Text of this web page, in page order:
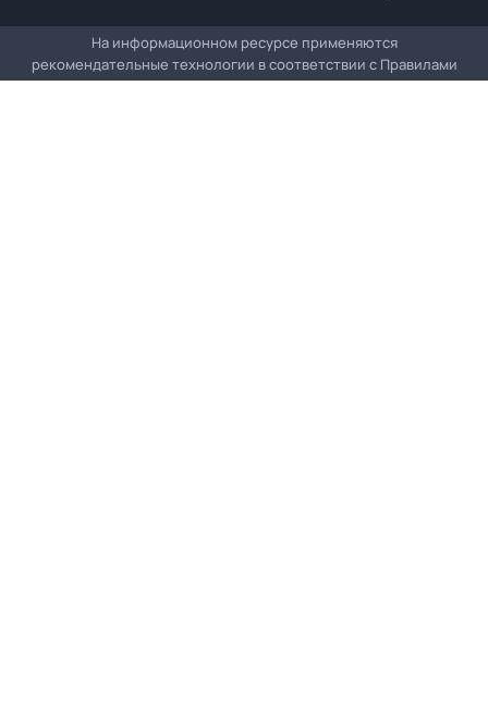
На информационном ресурсе применяются
рекомендательные технологии в соответствии с Правилами